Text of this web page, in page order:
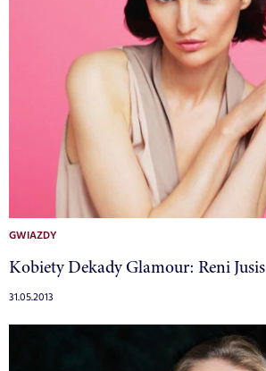
GWIAZDY
Kobiety Dekady Glamour: Reni Jusis
31.05.2013